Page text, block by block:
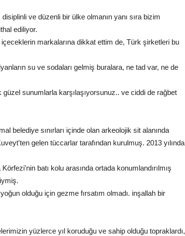
ve düzenli bir ülke olmanın yanı sıra bizim
ediliyor.
markalarına dikkat ettim de, Türk şirketleri bu
su ve sodaları gelmiş buralara, ne tad var, ne de
sunumlarla karşılaşıyorsunuz.. ve ciddi de rağbet
belediye sınırları içinde olan arkeolojik sit alanında
gelen tüccarlar tarafından kurulmuş. 2013 yılında
batı kolu arasında ortada konumlandırılmış
olduğu için gezme fırsatım olmadı. inşallah bir
yüzlerce yıl koruduğu ve sahip olduğu topraklardı,